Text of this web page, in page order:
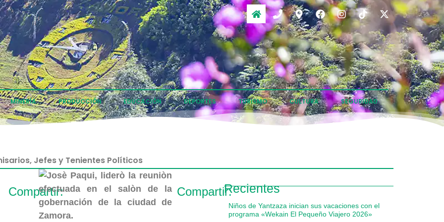
MINERÍA PRODUCCIÓN EDUCACIÓN DEPORTES TURISMO CULTURA SEGURIDAD
Jefes y Tenientes Políticos
Compartir: Compartir:Recientes
Niños de Yantzaza inician sus vacaciones con el
programa «Wekain El Pequeño Viajero 2026»